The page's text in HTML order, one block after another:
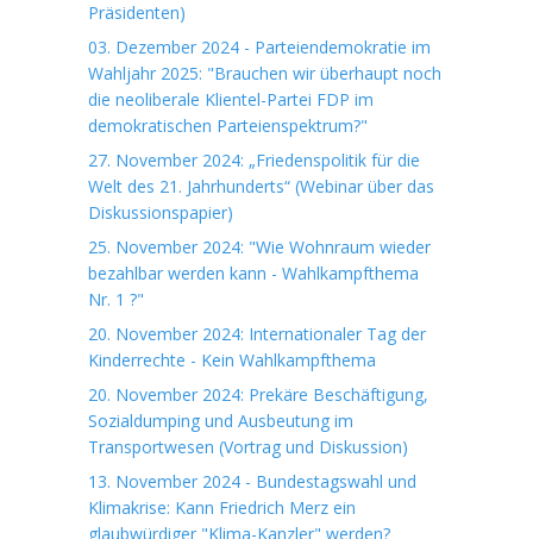
Präsidenten)
03. Dezember 2024 - Parteiendemokratie im
Wahljahr 2025: "Brauchen wir überhaupt noch
die neoliberale Klientel-Partei FDP im
demokratischen Parteienspektrum?"
27. November 2024: „Friedenspolitik für die
Welt des 21. Jahrhunderts“ (Webinar über das
Diskussionspapier)
25. November 2024: "Wie Wohnraum wieder
bezahlbar werden kann - Wahlkampfthema
Nr. 1 ?"
20. November 2024: Internationaler Tag der
Kinderrechte - Kein Wahlkampfthema
20. November 2024: Prekäre Beschäftigung,
Sozialdumping und Ausbeutung im
Transportwesen (Vortrag und Diskussion)
13. November 2024 - Bundestagswahl und
Klimakrise: Kann Friedrich Merz ein
glaubwürdiger "Klima-Kanzler" werden?